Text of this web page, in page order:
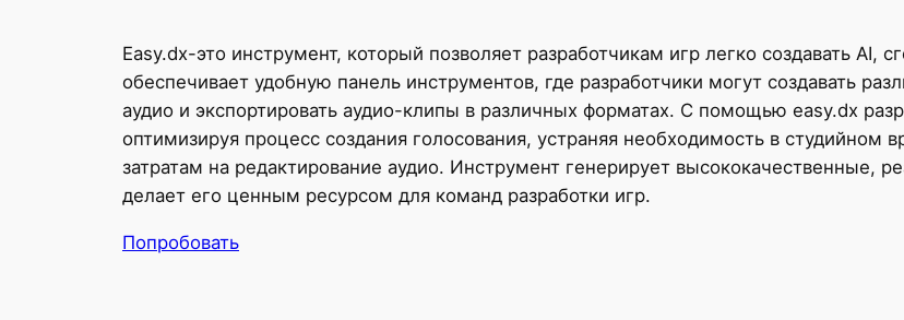
Easy.dx-это инструмент, который позволяет разработчикам игр легко создавать AI,
обеспечивает удобную панель инструментов, где разработчики могут создавать
аудио и экспортировать аудио-клипы в различных форматах. С помощью easy.dx
оптимизируя процесс создания голосования, устраняя необходимость в
затратам на редактирование аудио. Инструмент генерирует высококачественные,
делает его ценным ресурсом для команд разработки игр.
Попробовать